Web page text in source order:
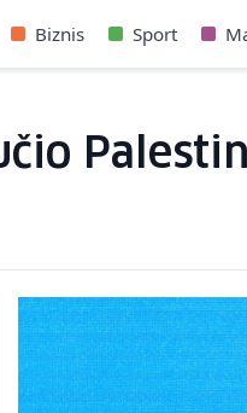
Biznis Sport